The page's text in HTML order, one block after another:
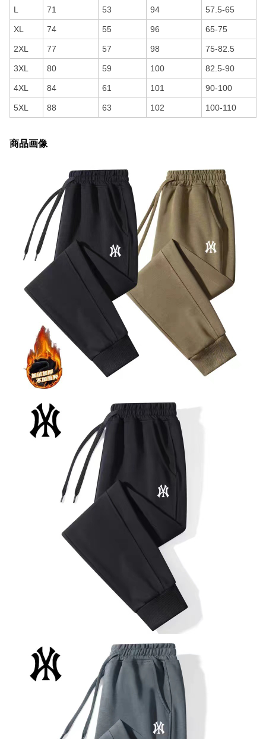
L 71 53 94 57.5-65
XL 74 55 96 65-75
2XL 77 57 98 75-82.5
3XL 80 59 100 82.5-90
4XL 84 61 101 90-100
5XL 88 63 102 100-110
商品画像